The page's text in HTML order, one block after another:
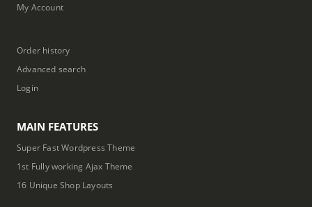
My Account
Order history
Advanced search
Login
MAIN FEATURES
Super Fast Wordpress Theme
1st Fully working Ajax Theme
16 Unique Shop Layouts